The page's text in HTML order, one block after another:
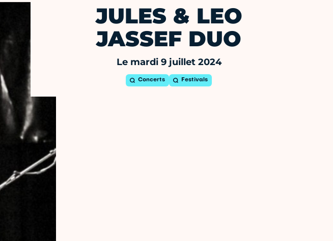
JULES & LEO
JASSEF DUO
Le mardi 9 juillet 2024
Concerts Festivals